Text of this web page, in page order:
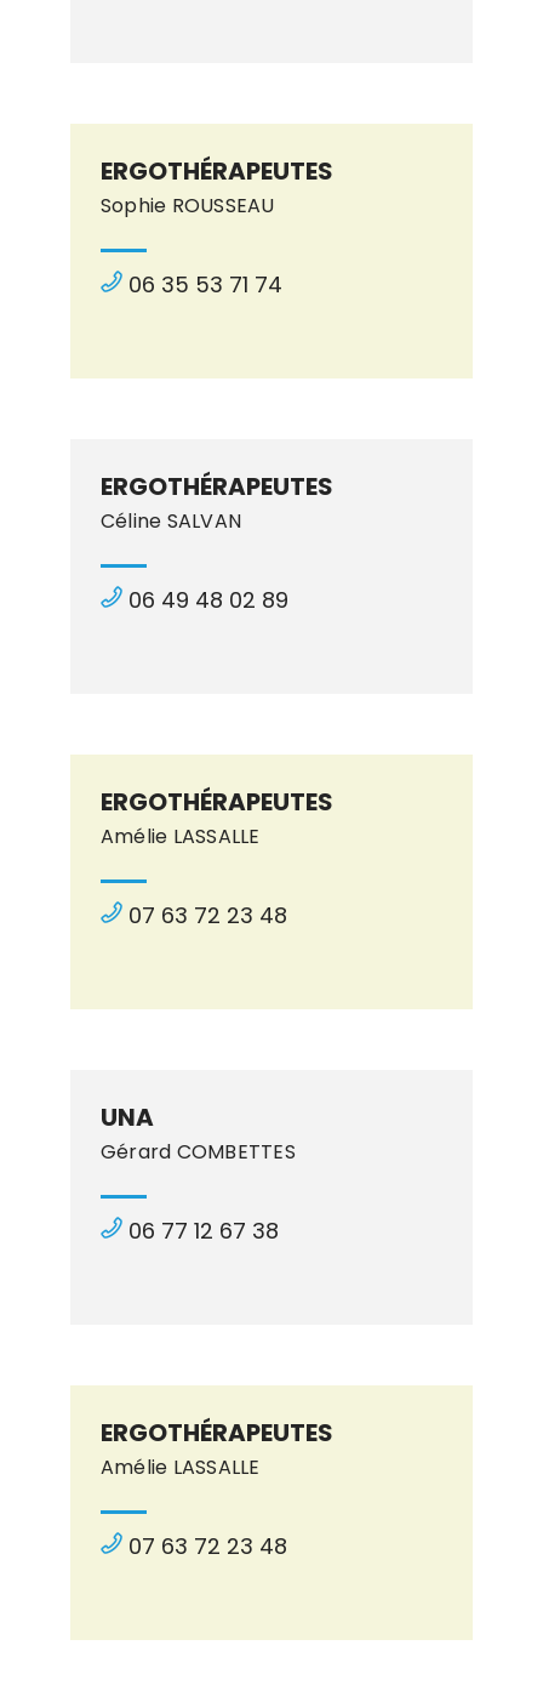
ERGOTHÉRAPEUTES
Sophie ROUSSEAU
06 35 53 71 74
ERGOTHÉRAPEUTES
Céline SALVAN
06 49 48 02 89
ERGOTHÉRAPEUTES
Amélie LASSALLE
07 63 72 23 48
UNA
Gérard COMBETTES
06 77 12 67 38
ERGOTHÉRAPEUTES
Amélie LASSALLE
07 63 72 23 48